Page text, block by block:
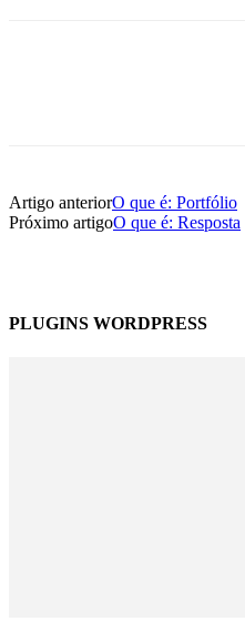
Artigo anteriorO que é: Portfólio
Próximo artigoO que é: Resposta
PLUGINS WORDPRESS